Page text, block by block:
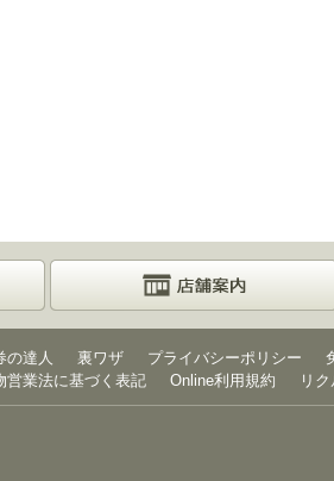
の達人 裏ワザ プライバシーポリシー
営業法に基づく表記
Online利用規約 リ